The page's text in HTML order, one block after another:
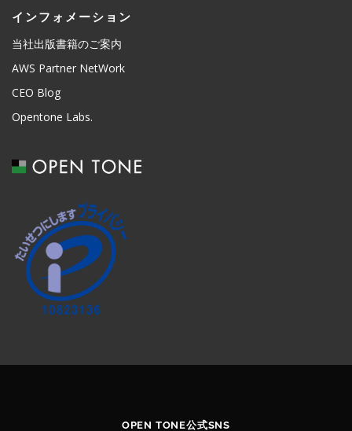
インフォメーション
当社出版書籍のご案内
AWS Partner NetWork
CEO Blog
Opentone Labs.
OPEN TONE公式SNS